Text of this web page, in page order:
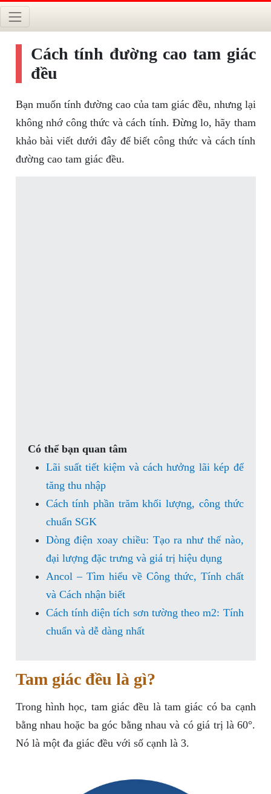
Cách tính đường cao tam giác
đều
Bạn muốn tính đường cao của tam giác đều, nhưng lại
không nhớ công thức và cách tính. Đừng lo, hãy tham
khảo bài viết dưới đây để biết công thức và cách tính
đường cao tam giác đều.
Có thể bạn quan tâm
Lãi suất tiết kiệm và cách hưởng lãi kép để
tăng thu nhập
Cách tính phần trăm khối lượng, công thức
chuẩn SGK
Dòng điện xoay chiều: Tạo ra như thế nào,
đại lượng đặc trưng và giá trị hiệu dụng
Ancol – Tìm hiểu về Công thức, Tính chất
và Cách nhận biết
Cách tính diện tích sơn tường theo m2: Tính
chuẩn và dễ dàng nhất
Tam giác đều là gì?
Trong hình học, tam giác đều là tam giác có ba cạnh
bằng nhau hoặc ba góc bằng nhau và có giá trị là 60°.
Nó là một đa giác đều với số cạnh là 3.